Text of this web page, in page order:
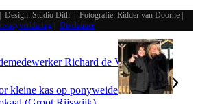
Richard de Vreede
Studio Dith | Fotografie: Ridder van Doorne |
Disclaimer
kleine kas op ponyweide